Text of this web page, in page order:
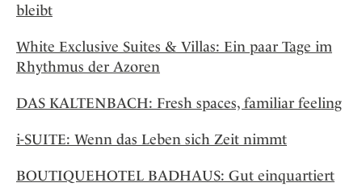
bleibt
White Exclusive Suites & Villas: Ein paar Tage im
Rhythmus der Azoren
DAS KALTENBACH: Fresh spaces, familiar feeling
i-SUITE: Wenn das Leben sich Zeit nimmt
BOUTIQUEHOTEL BADHAUS: Gut einquartiert